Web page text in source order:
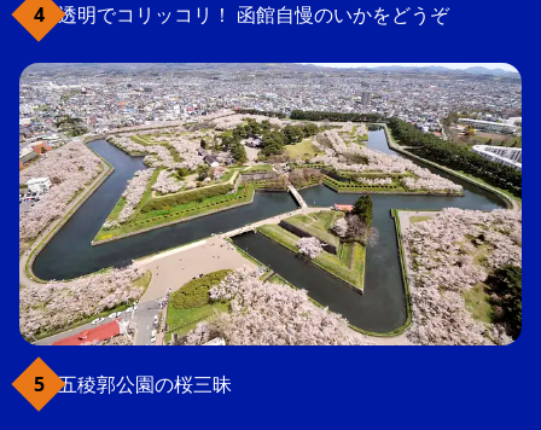
透明でコリッコリ！ 函館自慢のいかをどうぞ
五稜郭公園の桜三昧